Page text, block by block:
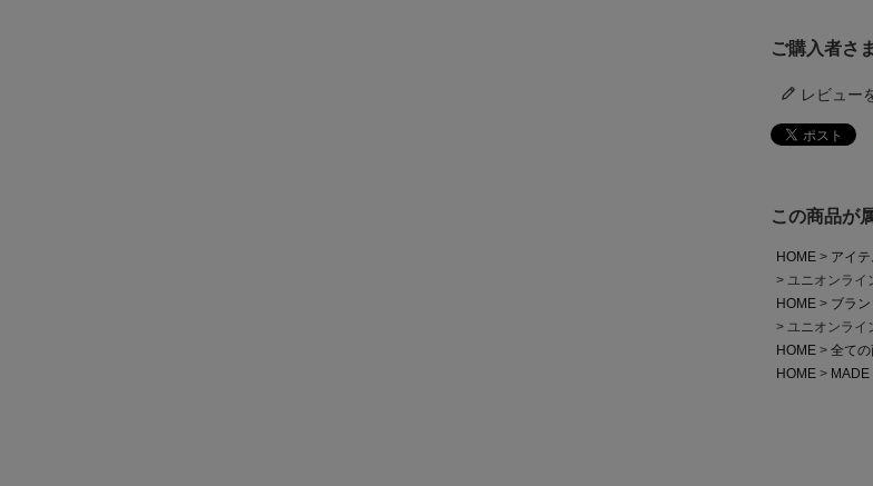
ご購入者さ
レビュー
この商品が
HOME アイ
ユニオンライ
HOME
ブラ
ユニオンライ
HOME
全ての
HOME
MADE